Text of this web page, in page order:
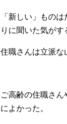
「新しい」もの
りに聞いた気がす
住職さんは立派な
ご高齢の住職さ
によかった。